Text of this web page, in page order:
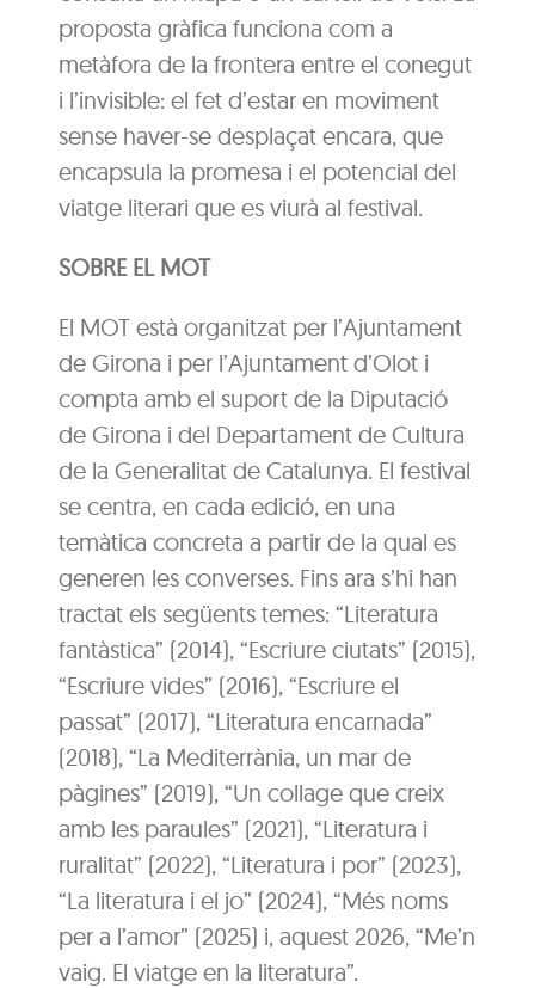
proposta gràfica funciona com a
metàfora de la frontera entre el conegut
i l’invisible: el fet d’estar en moviment
sense haver-se desplaçat encara, que
encapsula la promesa i el potencial del
viatge literari que es viurà al festival.
SOBRE EL MOT
El MOT està organitzat per l’Ajuntament
de Girona i per l’Ajuntament d’Olot i
compta amb el suport de la Diputació
de Girona i del Departament de Cultura
de la Generalitat de Catalunya. El festival
se centra, en cada edició, en una
temàtica concreta a partir de la qual es
generen les converses. Fins ara s’hi han
tractat els següents temes: “Literatura
fantàstica” (2014), “Escriure ciutats” (2015),
“Escriure vides” (2016), “Escriure el
passat” (2017), “Literatura encarnada”
(2018), “La Mediterrània, un mar de
pàgines” (2019), “Un collage que creix
amb les paraules” (2021), “Literatura i
ruralitat” (2022), “Literatura i por” (2023),
“La literatura i el jo” (2024), “Més noms
per a l’amor” (2025) i, aquest 2026, “Me’n
vaig. El viatge en la literatura”.